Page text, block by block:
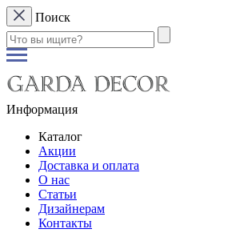
Поиск
Информация
Каталог
Акции
Доставка и оплата
О нас
Статьи
Дизайнерам
Контакты